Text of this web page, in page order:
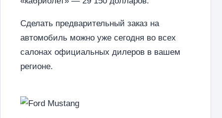
Сделать предварительный заказ на
автомобиль можно уже сегодня во всех
салонах официальных дилеров в вашем
регионе.